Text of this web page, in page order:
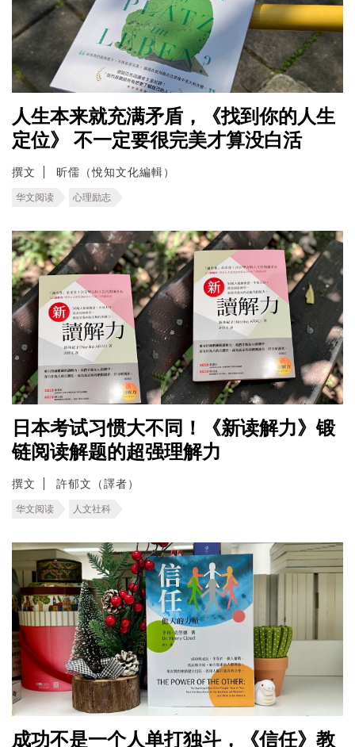
人生本来就充满矛盾，《找到你的人生
定位》 不一定要很完美才算没白活
撰文 昕儒（悅知文化編輯）
华文阅读 心理励志
日本考试习惯大不同！《新读解力》锻
链阅读解题的超强理解力
撰文 許郁文（譯者）
华文阅读 人文社科
成功不是一个人单打独斗，《信任》教